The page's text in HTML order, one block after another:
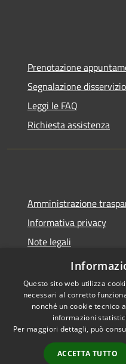
Prenotazione
Segnalazione disservizio
Leggi le FAQ
Richiesta assistenza
Amministrazione
Informativa privacy
Note legali
Dichiarazione di
Accessibilità
Questo sito web utilizza
necessari al corretto
nonché un cookie tecnico
informazioni
Per maggiori dettagli, può
ACCETTA TUTTO